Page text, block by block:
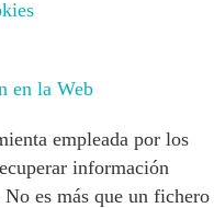
en la Web
empleada por los
información
es más que un fichero